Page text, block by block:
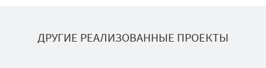
ДРУГИЕ РЕАЛИЗОВАННЫЕ ПРОЕКТЫ